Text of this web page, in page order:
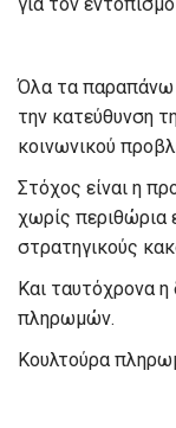
Όλα τα παραπάνω
την κατεύθυνση
κοινωνικού
Στόχος είναι η
χωρίς περιθώρια
στρατηγικούς
Και ταυτόχρονα η
πληρωμών.
Κουλτούρα